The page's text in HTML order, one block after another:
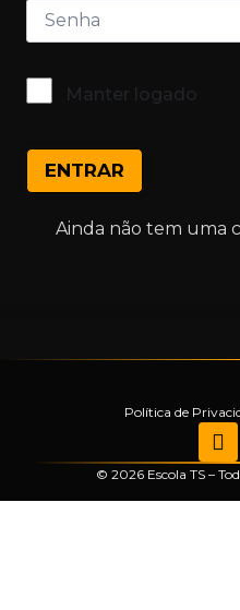
Manter logado
ENTRAR
Ainda não tem uma
Política de
© 2026 Escola TS –